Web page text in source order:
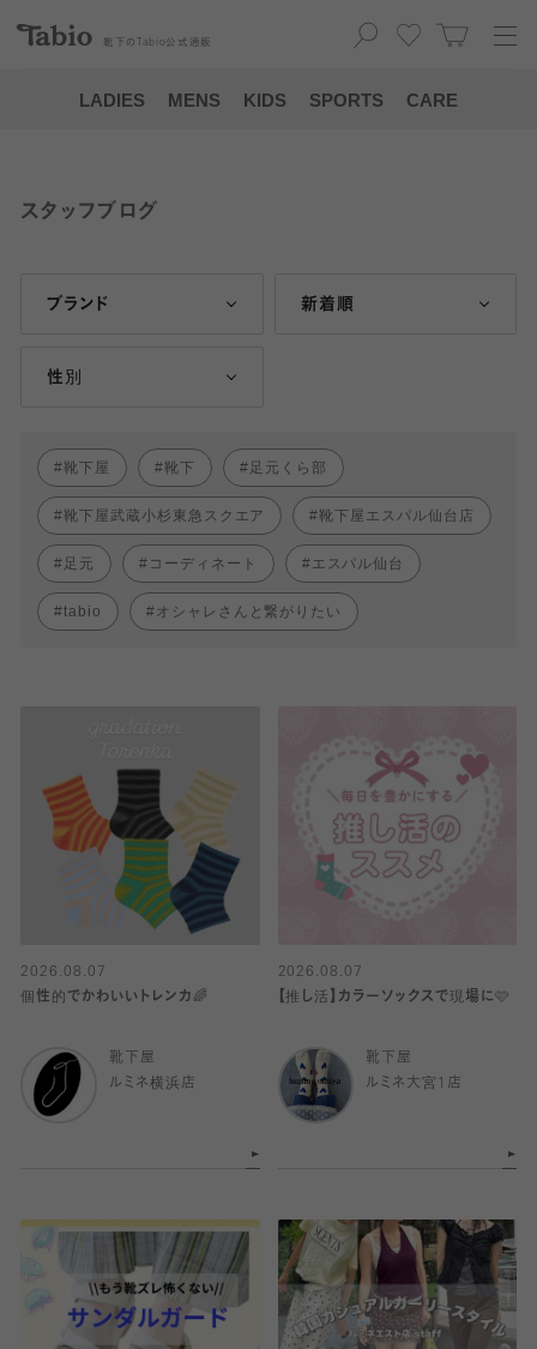
靴下の Tabio 公式通販
LADIES MENS KIDS SPORTS CARE
スタッフブログ
ブランド 新着順
性別
靴下屋 靴下 足元くら部
靴下屋武蔵小杉東急スクエア 靴下屋エスパル仙台店
足元 コーディネート エスパル仙台
tabio オシャレさんと繋がりたい
2026.08.07
個性的でかわいいトレンカ🌈
靴下屋
ルミネ横浜店
2026.08.07
【推し活】カラーソックスで現場に🩷
靴下屋
ルミネ大宮1店